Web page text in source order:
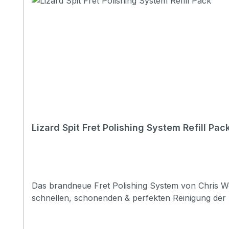
Lizard Spit Fret Polishing System Refill
Das brandneue Fret Polishing System von Chris
schnellen, schonenden & perfekten Reinigung